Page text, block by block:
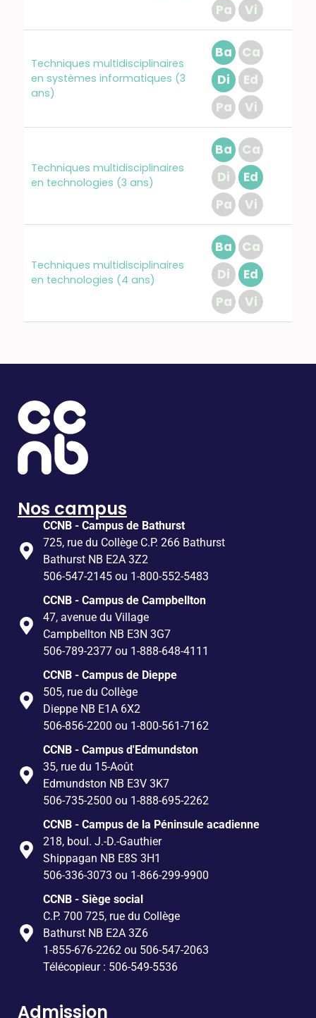
Pa
Vi
Techniques multidisciplinaires
en systèmes informatiques (3
ans)
Ba
Ca
Di
Ed
Pa
Vi
Techniques multidisciplinaires
en technologies (3 ans)
Ba
Ca
Di
Ed
Pa
Vi
Techniques multidisciplinaires
en technologies (4 ans)
Ba
Ca
Di
Ed
Pa
Vi
Nos campus
CCNB - Campus de Bathurst
725, rue du Collège C.P. 266 Bathurst
Bathurst NB E2A 3Z2
506-547-2145 ou 1-800-552-5483
CCNB - Campus de Campbellton
47, avenue du Village
Campbellton NB E3N 3G7
506-789-2377 ou 1-888-648-4111
CCNB - Campus de Dieppe
505, rue du Collège
Dieppe NB E1A 6X2
506-856-2200 ou 1-800-561-7162
CCNB - Campus d'Edmundston
35, rue du 15-Août
Edmundston NB E3V 3K7
506-735-2500 ou 1-888-695-2262
CCNB - Campus de la Péninsule acadienne
218, boul. J.-D.-Gauthier
Shippagan NB E8S 3H1
506-336-3073 ou 1-866-299-9900
CCNB - Siège social
C.P. 700 725, rue du Collège
Bathurst NB E2A 3Z6
1-855-676-2262 ou 506-547-2063
Télécopieur : 506-549-5536
Admission